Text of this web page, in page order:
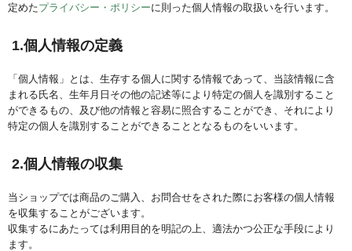
定めたプライバシー・ポリシーに則った個人情報の取扱いを行います。
1.個人情報の定義
「個人情報」とは、生存する個人に関する情報であって、当該情報に含
まれる氏名、生年月日その他の記述等により特定の個人を識別すること
ができるもの、及び他の情報と容易に照合することができ、それにより
特定の個人を識別することができることとなるものをいいます。
2.個人情報の収集
当ショップでは商品のご購入、お問合せをされた際にお客様の個人情報
を収集することがございます。
収集するにあたっては利用目的を明記の上、適法かつ公正な手段により
ます。